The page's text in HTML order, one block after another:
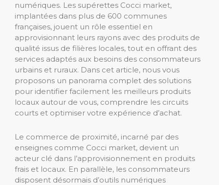
numériques. Les supérettes Cocci market,
implantées dans plus de 600 communes
françaises, jouent un rôle essentiel en
approvisionnant leurs rayons avec des produits de
qualité issus de filières locales, tout en offrant des
services adaptés aux besoins des consommateurs
urbains et ruraux. Dans cet article, nous vous
proposons un panorama complet des solutions
pour identifier facilement les meilleurs produits
locaux autour de vous, comprendre les circuits
courts et optimiser votre expérience d’achat.
Le commerce de proximité, incarné par des
enseignes comme Cocci market, devient un
acteur clé dans l’approvisionnement en produits
frais et locaux. En parallèle, les consommateurs
disposent désormais d’outils numériques